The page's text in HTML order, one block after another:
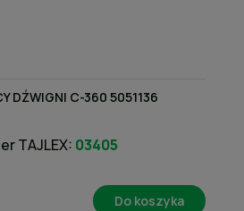
DŹWIGNI C-360 5051136
TAJLEX: 03405
Do koszyka